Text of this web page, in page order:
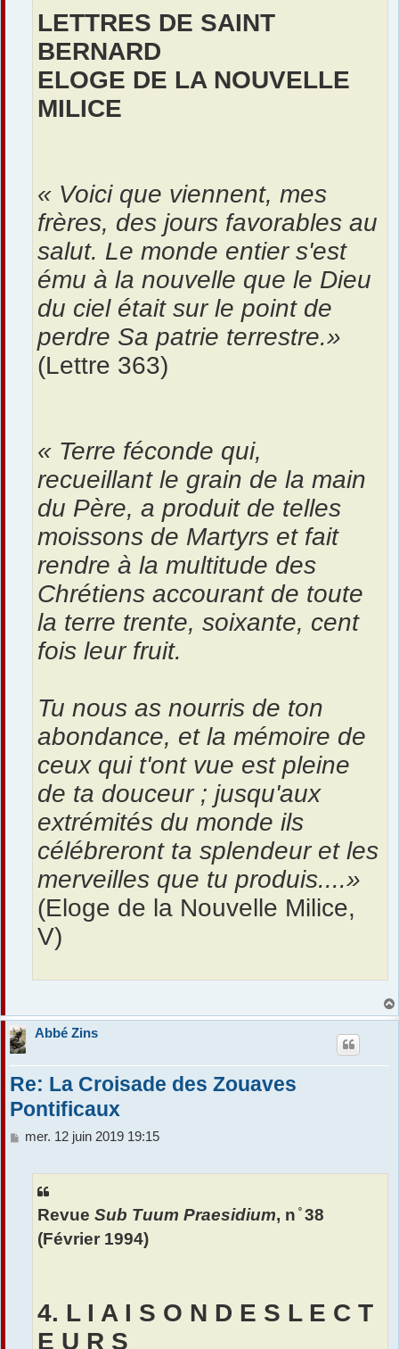
LETTRES DE SAINT
BERNARD
ELOGE DE LA NOUVELLE
MILICE
« Voici que viennent, mes
frères, des jours favorables au
salut. Le monde entier s'est
ému à la nouvelle que le Dieu
du ciel était sur le point de
perdre Sa patrie terrestre.»
(Lettre 363)
« Terre féconde qui,
recueillant le grain de la main
du Père, a produit de telles
moissons de Martyrs et fait
rendre à la multitude des
Chrétiens accourant de toute
la terre trente, soixante, cent
fois leur fruit.
Tu nous as nourris de ton
abondance, et la mémoire de
ceux qui t'ont vue est pleine
de ta douceur ; jusqu'aux
extrémités du monde ils
célébreront ta splendeur et les
merveilles que tu produis....»
(Eloge de la Nouvelle Milice,
V)
Abbé Zins
Re: La Croisade des Zouaves
Pontificaux
M
mer. 12 juin 2019 19:15
Revue Sub Tuum Praesidium, n ̊ 38
(Février 1994)
4. L I A I S O N D E S L E C T
E U R S